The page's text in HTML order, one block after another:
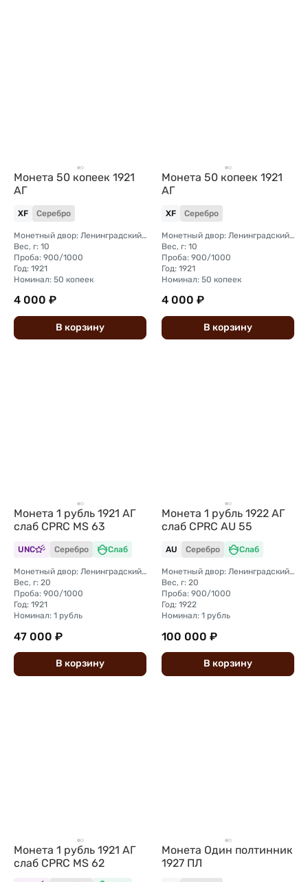
Монета 50 копеек 1921
АГ
XF Серебро
Монетный двор: Ленинградский (ЛМД)
Вес, г: 10
Проба: 900/1000
Год: 1921
Номинал: 50 копеек
4 000 ₽
В корзину
Монета 50 копеек 1921
АГ
XF Серебро
Монетный двор: Ленинградский (ЛМД)
Вес, г: 10
Проба: 900/1000
Год: 1921
Номинал: 50 копеек
4 000 ₽
В корзину
Монета 1 рубль 1921 АГ
слаб CPRC MS 63
UNC Серебро Слаб
Монетный двор: Ленинградский (ЛМД)
Вес, г: 20
Проба: 900/1000
Год: 1921
Номинал: 1 рубль
47 000 ₽
В корзину
Монета 1 рубль 1922 АГ
слаб CPRC AU 55
AU Серебро Слаб
Монетный двор: Ленинградский (ЛМД)
Вес, г: 20
Проба: 900/1000
Год: 1922
Номинал: 1 рубль
100 000 ₽
В корзину
Монета 1 рубль 1921 АГ
слаб CPRC MS 62
Монета Один полтинник
1927 ПЛ